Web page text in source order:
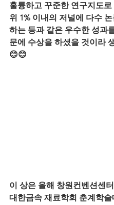
훌륭하고 꾸준한 연구지도
위 1% 이내의 저널에 다수
하는 등과 같은 우수한 성과
문에 수상을 하셨을 것이라
😊😊
이 상은 올해 창원컨벤션센
대한금속 재료학회 춘계학술